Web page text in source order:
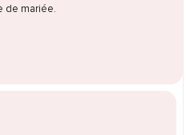
de mariée.